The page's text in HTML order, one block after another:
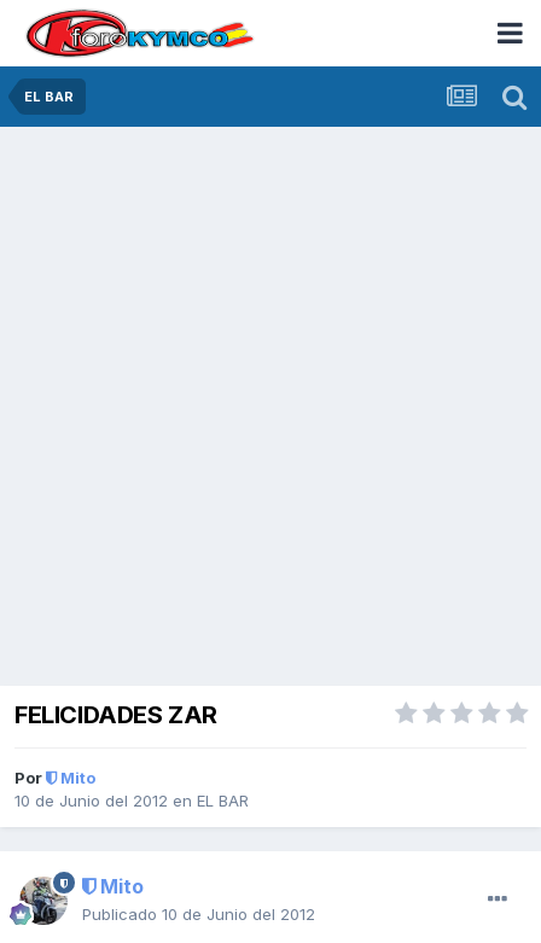
EL BAR
FELICIDADES ZAR
Por
Mito
10 de Junio del 2012 en EL BAR
Mito
Publicado 10 de Junio del 2012